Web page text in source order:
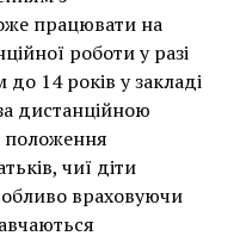
працювати на
роботи у разі
14 років у закладі
дистанційною
положення
чиї діти
враховуючи